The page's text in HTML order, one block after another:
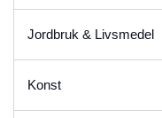
Jordbruk & Livsmedel
Konst